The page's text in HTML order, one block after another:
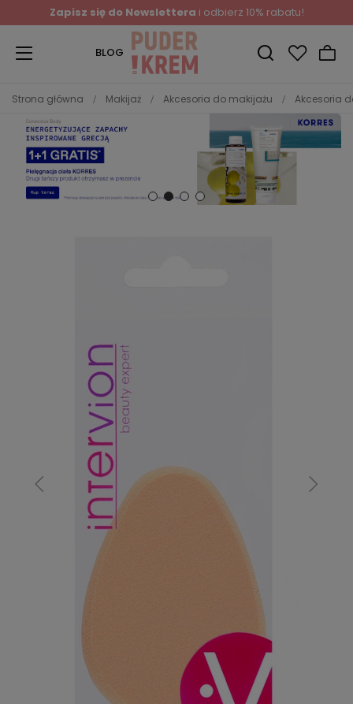
Zapisz się do Newslettera i odbierz 10% rabatu!
BLOG
Strona główna Makijaż Akcesoria do makijażu Akcesoria